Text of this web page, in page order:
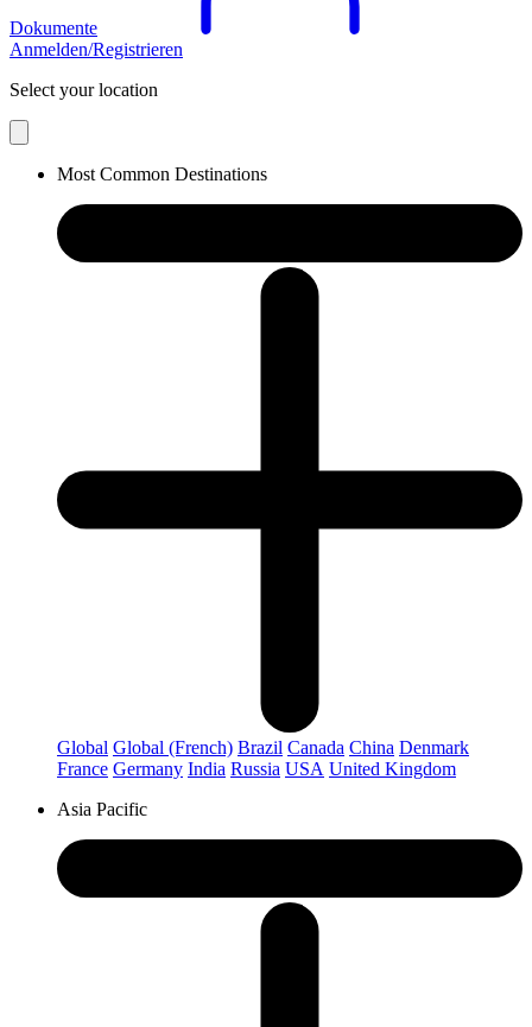
Dokumente
Anmelden/Registrieren
Select your location
Most Common Destinations
Global Global (French) Brazil Canada China Denmark
France Germany India Russia USA United Kingdom
Asia Pacific